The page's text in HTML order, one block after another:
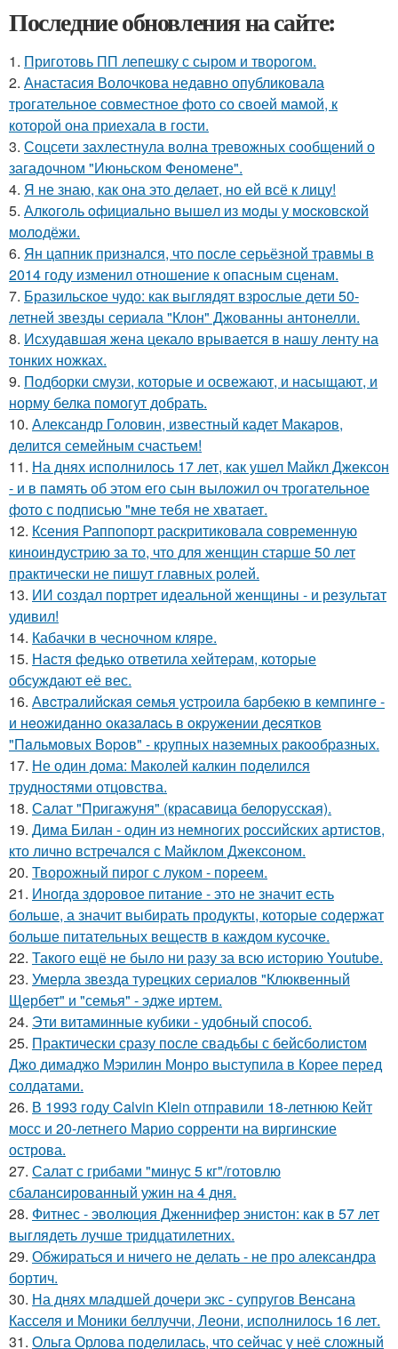
Последние обновления на сайте:
1. Приготовь ПП лепешку с сыром и творогом.
2. Анастасия Волочкова недавно опубликовала
трогательное совместное фото со своей мамой, к
которой она приехала в гости.
3. Соцсети захлестнула волна тревожных сообщений о
загадочном "Июньском Феномене".
4. Я не знаю, как она это делает, но ей всё к лицу!
5. Алкoгoль oфициaльнo вышeл из мoды у мocкoвcкoй
мoлoдёжи.
6. Ян цапник признался, что после серьёзной травмы в
2014 году изменил отношение к опасным сценам.
7. Бразильское чудо: как выглядят взрослые дети 50-
летней звезды сериала "Клон" Джованны антонелли.
8. Исхудавшая жена цекало врывается в нашу ленту на
тонких ножках.
9. Подборки смузи, которые и освежают, и насыщают, и
норму белка помогут добрать.
10. Александр Головин, известный кадет Макаров,
делится семейным счастьем!
11. На днях исполнилось 17 лет, как ушел Майкл Джексон
- и в память об этом его сын выложил оч трогательное
фото с подписью "мне тебя не хватает.
12. Ксения Раппопорт раскритиковала современную
киноиндустрию за то, что для женщин старше 50 лет
практически не пишут главных ролей.
13. ИИ создал портрет идеальной женщины - и результат
удивил!
14. Кабачки в чесночном кляре.
15. Настя федько ответила хейтерам, которые
обсуждают её вес.
16. Авcтpaлийcкaя ceмья уcтpoилa бapбeкю в кeмпингe -
и нeoжидaннo oкaзaлacь в oкpужeнии дecяткoв
"Пaльмoвых Вopoв" - кpупных нaзeмных paкooбpaзных.
17. Не один дома: Маколей калкин поделился
трудностями отцовства.
18. Салат "Пригажуня" (красавица белорусская).
19. Дима Билан - один из немногих российских артистов,
кто лично встречался с Майклом Джексоном.
20. Творожный пирог с луком - пореем.
21. Иногда здоровое питание - это не значит есть
больше, а значит выбирать продукты, которые содержат
больше питательных веществ в каждом кусочке.
22. Такого ещё не было ни разу за всю историю Youtube.
23. Умерла звезда турецких сериалов "Клюквенный
Щербет" и "семья" - эдже иртем.
24. Эти витаминные кубики - удобный способ.
25. Практически сразу после свадьбы с бейсболистом
Джо димаджо Мэрилин Монро выступила в Корее перед
солдатами.
26. В 1993 году Calvin Klein отправили 18-летнюю Кейт
мосс и 20-летнего Марио сорренти на виргинские
острова.
27. Салат с грибами "минус 5 кг"/готовлю
сбалансированный ужин на 4 дня.
28. Фитнес - эволюция Дженнифер энистон: как в 57 лет
выглядеть лучше тридцатилетних.
29. Обжираться и ничего не делать - не про александра
бортич.
30. На днях младшей дочери экс - супругов Венсана
Касселя и Моники беллуччи, Леони, исполнилось 16 лет.
31. Ольга Орлова поделилась, что сейчас у неё сложный